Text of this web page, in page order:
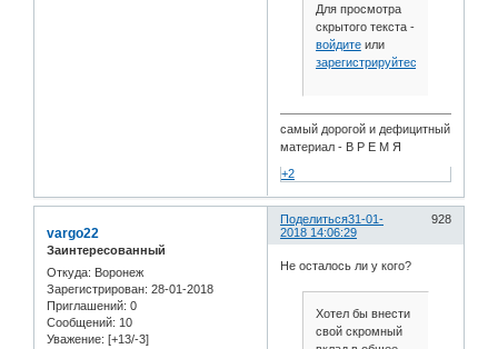
Для просмотра
скрытого текста -
войдитеили
зарегистрируйтесь
самый дорогой и дефицитный
материал - В Р Е М Я
+2
Поделиться 928
31-01-
2018 14:06:29
vargo22
Заинтересованный
Откуда: Воронеж
Зарегистрирован: 28-01-2018
Приглашений: 0
Сообщений: 10
Уважение: [+13/-3]
Не осталось ли у кого?
Хотел бы внести
свой скромный